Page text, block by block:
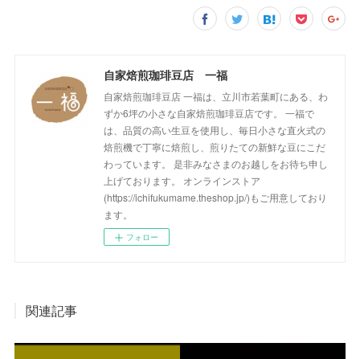
自家焙煎珈琲豆店 一福
自家焙煎珈琲豆店 一福は、立川市若葉町にある、わ
ずか6坪の小さな自家焙煎珈琲豆店です。 一福で
は、品質の高い生豆を使用し、毎日小さな直火式の
焙煎機で丁寧に焙煎し、煎りたての新鮮な豆にこだ
わっています。 是非みなさまのお越しをお待ち申し
上げております。 オンラインストア
(https://ichifukumame.theshop.jp/)もご用意しており
ます。
フォロー
関連記事